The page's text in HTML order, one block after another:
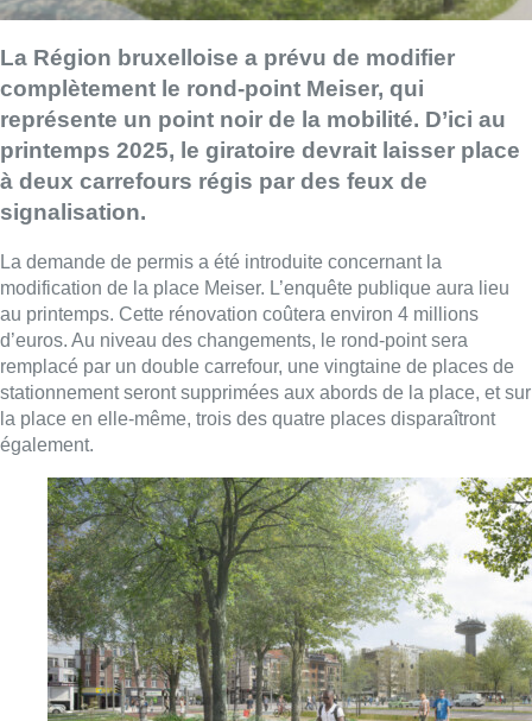
La Région bruxelloise a prévu de modifier
complètement le rond-point Meiser, qui
représente un point noir de la mobilité. D’ici au
printemps 2025, le giratoire devrait laisser place
à deux carrefours régis par des feux de
signalisation.
La demande de permis a été introduite concernant la
modification de la place Meiser. L’enquête publique aura lieu
au printemps. Cette rénovation coûtera environ 4 millions
d’euros. Au niveau des changements, le rond-point sera
remplacé par un double carrefour, une vingtaine de places de
stationnement seront supprimées aux abords de la place, et sur
la place en elle-même, trois des quatre places disparaîtront
également.